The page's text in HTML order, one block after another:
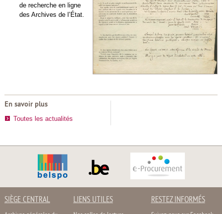
de recherche en ligne
des Archives de l’État.
En savoir plus
Toutes les actualités
SIÈGE CENTRAL LIENS UTILES RESTEZ INFORMÉS